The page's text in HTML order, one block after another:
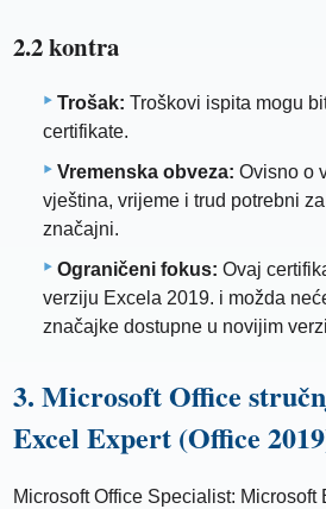
2.2 kontra
Trošak: Troškovi ispita mogu
certifikate.
Vremenska obveza: Ovisno o
vještina, vrijeme i trud potrebni
značajni.
Ograničeni fokus: Ovaj
verziju Excela 2019. i možda
značajke dostupne u novijim
3. Microsoft Office
Excel Expert (Office
Microsoft Office Specialist: Microsoft